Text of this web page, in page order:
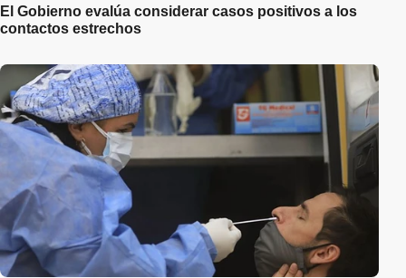
El Gobierno evalúa considerar casos positivos a los
contactos estrechos